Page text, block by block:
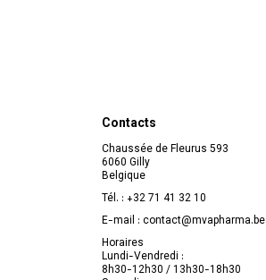
Contacts
Chaussée de Fleurus 593
6060 Gilly
Belgique
Tél. : +32 71 41 32 10
E-mail : contact@mvapharma.be
Horaires
Lundi-Vendredi :
8h30-12h30 / 13h30-18h30